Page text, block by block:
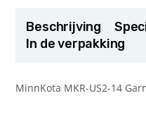
Beschrijving
In de verpakking
MinnKota MKR-US2-14